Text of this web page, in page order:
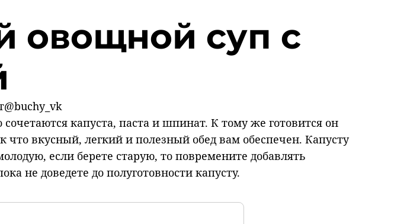
овощной суп с
сочетаются капуста, паста и шпинат. К тому же готовится он
что вкусный, легкий и полезный обед вам обеспечен. Капусту
если берете старую, то повремените добавлять
не доведете до полуготовности капусту.